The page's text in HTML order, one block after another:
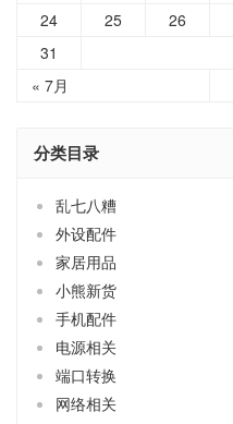
« 7月
24
25 26
31
分类目录
乱七八糟
外设配件
家居用品
小熊新货
手机配件
电源相关
端口转换
网络相关